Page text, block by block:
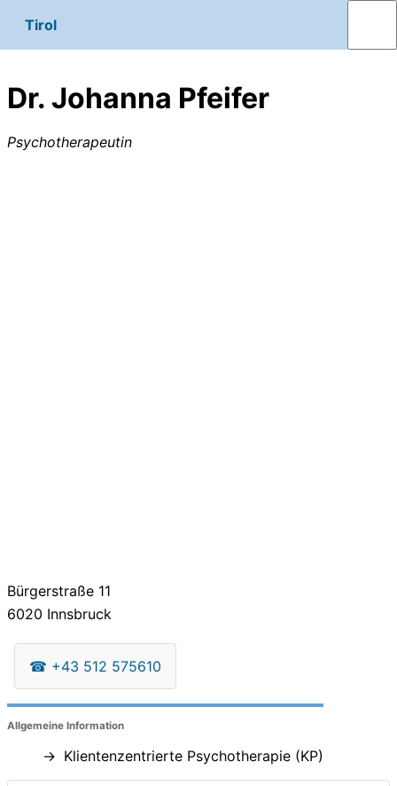
Tirol
Dr. Johanna Pfeifer
Psychotherapeutin
Bürgerstraße 11
6020 Innsbruck
☎ +43 512 575610
Allgemeine Information
Klientenzentrierte Psychotherapie (KP)